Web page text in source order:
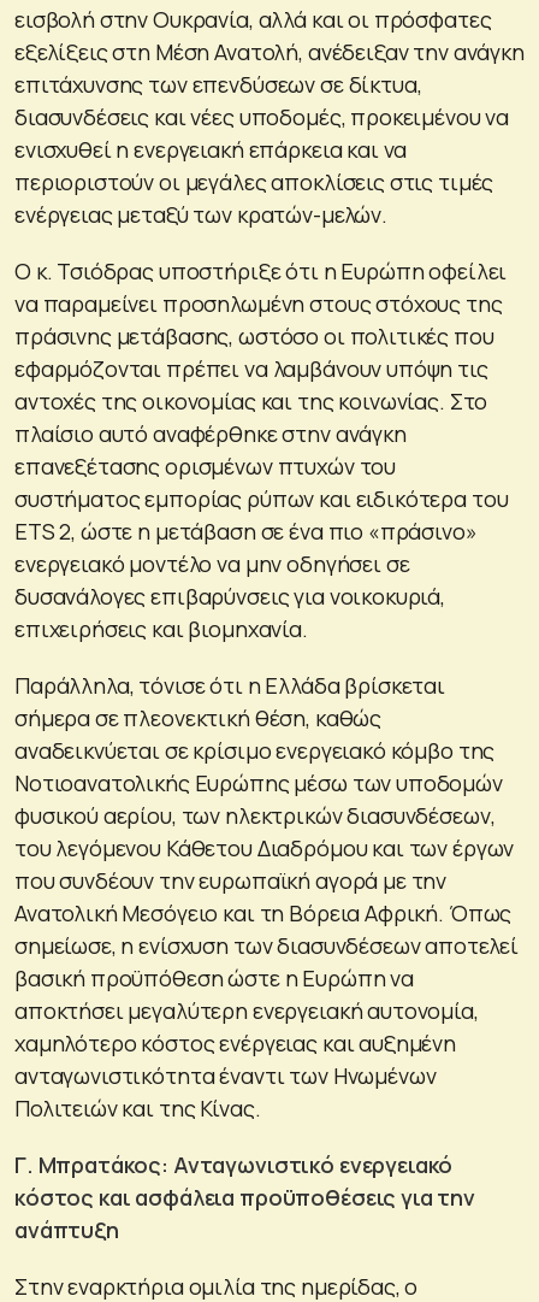
εισβολή στην Ουκρανία, αλλά και οι πρόσφατες
εξελίξεις στη Μέση Ανατολή, ανέδειξαν την ανάγκη
επιτάχυνσης των επενδύσεων σε δίκτυα,
διασυνδέσεις και νέες υποδομές, προκειμένου να
ενισχυθεί η ενεργειακή επάρκεια και να
περιοριστούν οι μεγάλες αποκλίσεις στις τιμές
ενέργειας μεταξύ των κρατών-μελών.
Ο κ. Τσιόδρας υποστήριξε ότι η Ευρώπη οφείλει
να παραμείνει προσηλωμένη στους στόχους της
πράσινης μετάβασης, ωστόσο οι πολιτικές που
εφαρμόζονται πρέπει να λαμβάνουν υπόψη τις
αντοχές της οικονομίας και της κοινωνίας. Στο
πλαίσιο αυτό αναφέρθηκε στην ανάγκη
επανεξέτασης ορισμένων πτυχών του
συστήματος εμπορίας ρύπων και ειδικότερα του
ETS 2, ώστε η μετάβαση σε ένα πιο «πράσινο»
ενεργειακό μοντέλο να μην οδηγήσει σε
δυσανάλογες επιβαρύνσεις για νοικοκυριά,
επιχειρήσεις και βιομηχανία.
Παράλληλα, τόνισε ότι η Ελλάδα βρίσκεται
σήμερα σε πλεονεκτική θέση, καθώς
αναδεικνύεται σε κρίσιμο ενεργειακό κόμβο της
Νοτιοανατολικής Ευρώπης μέσω των υποδομών
φυσικού αερίου, των ηλεκτρικών διασυνδέσεων,
του λεγόμενου Κάθετου Διαδρόμου και των έργων
που συνδέουν την ευρωπαϊκή αγορά με την
Ανατολική Μεσόγειο και τη Βόρεια Αφρική. Όπως
σημείωσε, η ενίσχυση των διασυνδέσεων αποτελεί
βασική προϋπόθεση ώστε η Ευρώπη να
αποκτήσει μεγαλύτερη ενεργειακή αυτονομία,
χαμηλότερο κόστος ενέργειας και αυξημένη
ανταγωνιστικότητα έναντι των Ηνωμένων
Πολιτειών και της Κίνας.
Γ. Μπρατάκος: Ανταγωνιστικό ενεργειακό
κόστος και ασφάλεια προϋποθέσεις για την
ανάπτυξη
Στην εναρκτήρια ομιλία της ημερίδας, ο